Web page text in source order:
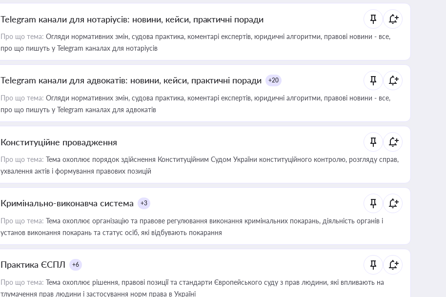
Telegram канали для нотаріусів: новини, кейси, практичні поради
Про що тема: Огляди нормативних змін, судова практика, коментарі експертів, юридичні алгоритми, правові новини - все,
про що пишуть у Telegram каналах для нотаріусів
Telegram канали для адвокатів: новини, кейси, практичні поради +20
Про що тема: Огляди нормативних змін, судова практика, коментарі експертів, юридичні алгоритми, правові новини - все,
про що пишуть у Telegram каналах для адвокатів
Конституційне провадження
Про що тема: Тема охоплює порядок здійснення Конституційним Судом України конституційного контролю, розгляду справ,
ухвалення актів і формування правових позицій
Кримінально-виконавча система +3
Про що тема: Тема охоплює організацію та правове регулювання виконання кримінальних покарань, діяльність органів і
установ виконання покарань та статус осіб, які відбувають покарання
Практика ЄСПЛ +6
Про що тема: Тема охоплює рішення, правові позиції та стандарти Європейського суду з прав людини, які впливають на
тлумачення прав людини і застосування норм права в Україні